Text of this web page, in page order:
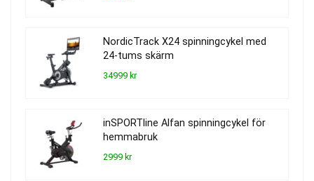
NordicTrack X24 spinningcykel med
24-tums skärm
34999 kr
inSPORTline Alfan spinningcykel för
hemmabruk
2999 kr